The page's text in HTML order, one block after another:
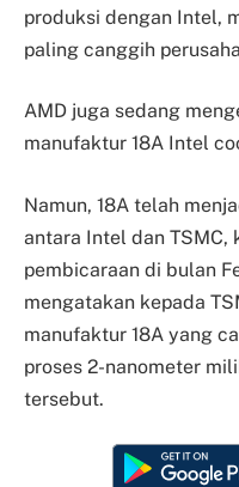
produksi dengan Intel,
paling canggih
AMD juga sedang
manufaktur 18A Intel
Namun, 18A telah
antara Intel dan TSMC,
pembicaraan di bulan
mengatakan kepada
manufaktur 18A yang
proses 2-nanometer
tersebut.